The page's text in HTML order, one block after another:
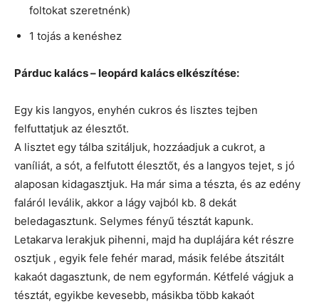
foltokat szeretnénk)
1 tojás a kenéshez
Párduc kalács – leopárd kalács elkészítése:
Egy kis langyos, enyhén cukros és lisztes tejben
felfuttatjuk az élesztőt.
A lisztet egy tálba szitáljuk, hozzáadjuk a cukrot, a
vaníliát, a sót, a felfutott élesztőt, és a langyos tejet, s jó
alaposan kidagasztjuk. Ha már sima a tészta, és az edény
faláról leválik, akkor a lágy vajból kb. 8 dekát
beledagasztunk. Selymes fényű tésztát kapunk.
Letakarva lerakjuk pihenni, majd ha duplájára két részre
osztjuk , egyik fele fehér marad, másik felébe átszitált
kakaót dagasztunk, de nem egyformán. Kétfelé vágjuk a
tésztát, egyikbe kevesebb, másikba több kakaót